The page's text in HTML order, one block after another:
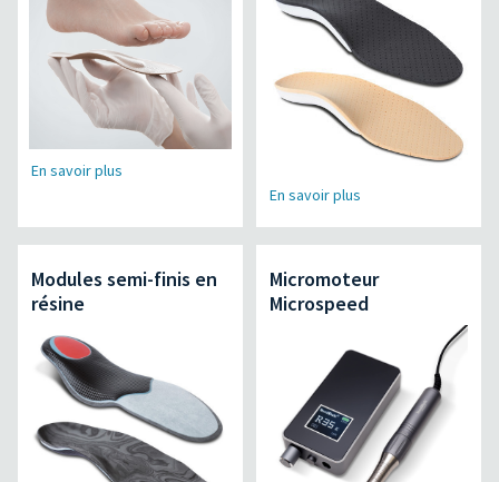
En savoir plus
En savoir plus
Modules semi-finis en
résine
Micromoteur
Microspeed